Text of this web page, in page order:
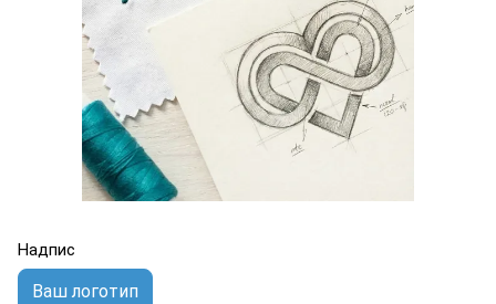
Надпис
Ваш логотип